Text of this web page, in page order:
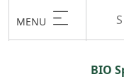
MENU
BIO